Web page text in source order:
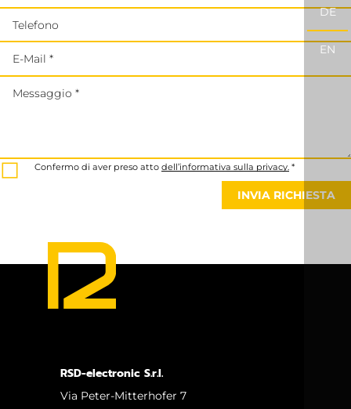
DE
EN
Telefono
E-Mail *
Messaggio *
Confermo di aver preso atto dell’informativa sulla privacy.*
INVIA RICHIESTA
RSD-electronic S.r.l.
Via Peter-Mitterhofer 7